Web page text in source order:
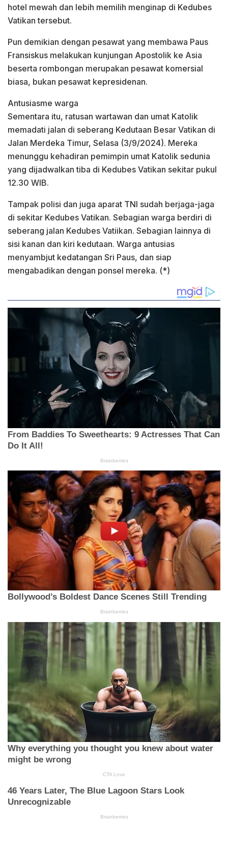
hotel mewah dan lebih memilih menginap di Kedubes
Vatikan tersebut.
Pun demikian dengan pesawat yang membawa Paus
Fransiskus melakukan kunjungan Apostolik ke Asia
beserta rombongan merupakan pesawat komersial
biasa, bukan pesawat kepresidenan.
Antusiasme warga
Sementara itu, ratusan wartawan dan umat Katolik
memadati jalan di seberang Kedutaan Besar Vatikan di
Jalan Merdeka Timur, Selasa (3/9/2024). Mereka
menunggu kehadiran pemimpin umat Katolik sedunia
yang dijadwalkan tiba di Kedubes Vatikan sekitar pukul
12.30 WIB.
Tampak polisi dan juga aparat TNI sudah berjaga-jaga
di sekitar Kedubes Vatikan. Sebagian warga berdiri di
seberang jalan Kedubes Vatiikan. Sebagian lainnya di
sisi kanan dan kiri kedutaan. Warga antusias
menyambjut kedatangan Sri Paus, dan siap
mengabadikan dengan ponsel mereka. (*)